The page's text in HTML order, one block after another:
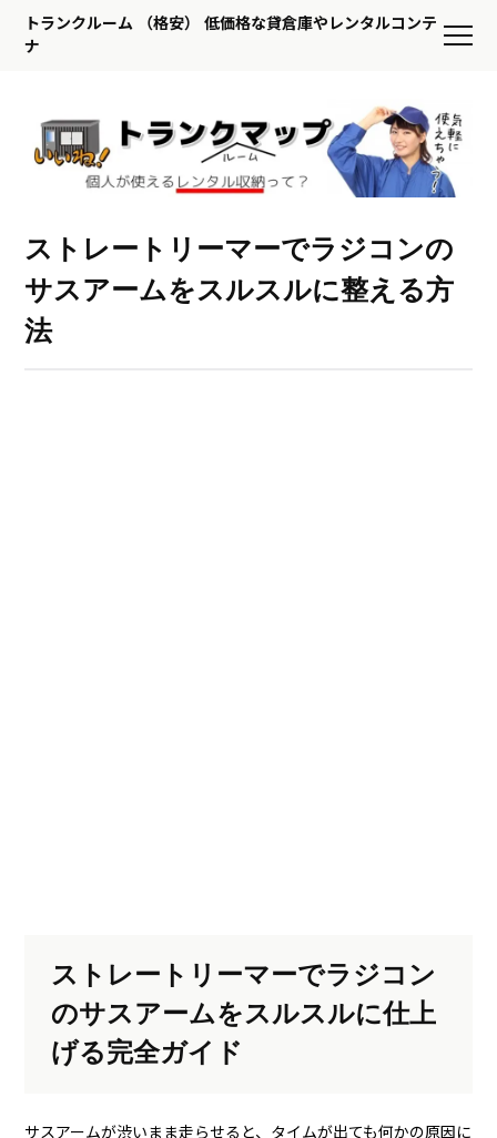
トランクルーム （格安） 低価格な貸倉庫やレンタルコンテ
ナ
ストレートリーマーでラジコンの
サスアームをスルスルに整える方
法
ストレートリーマーでラジコン
のサスアームをスルスルに仕上
げる完全ガイド
サスアームが渋いまま走らせると、タイムが出ても何かの原因に